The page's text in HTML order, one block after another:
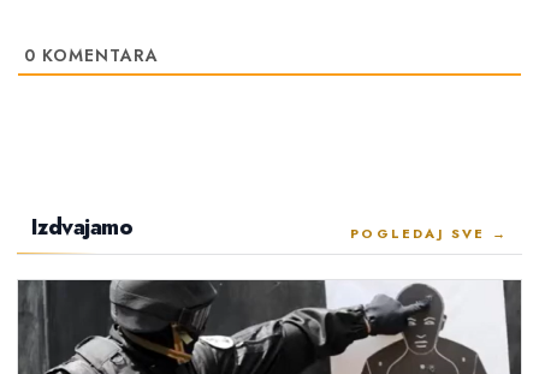
0 KOMENTARA
Izdvajamo POGLEDAJ SVE →